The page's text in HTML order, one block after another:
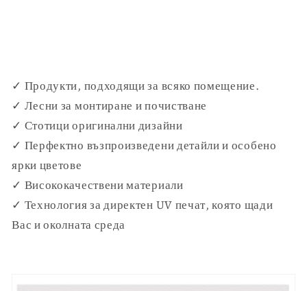
✓ Продукти, подходящи за всяко помещение.
✓ Лесни за монтиране и почистване
✓ Стотици оригинални дизайни
✓ Перфектно възпроизведени детайли и особено
ярки цветове
✓ Висококачествени материали
✓ Технология за директен UV печат, която щади
Вас и околната среда